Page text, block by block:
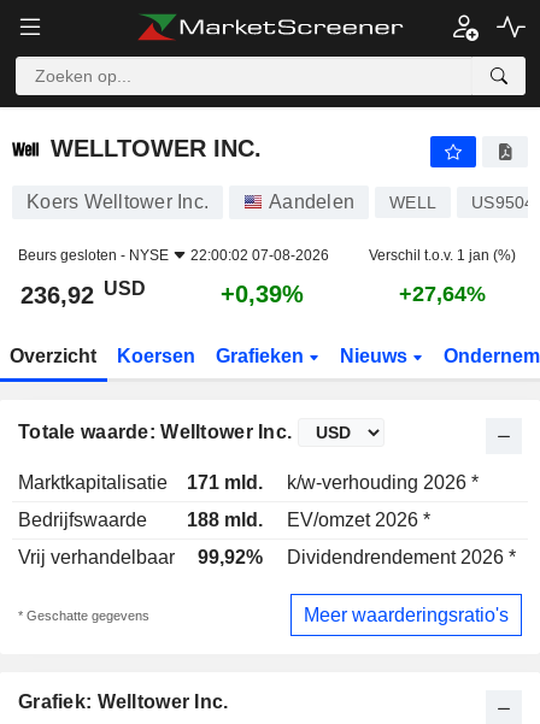
WELLTOWER INC.
WELLTOWER INC.
Koers Welltower Inc. Aandelen WELL
Beurs gesloten - NYSE 22:00:02 07-08-2026 Verschil t.o.v. 1 jan (%)
236,92 USD +0,39% +27,64%
Overzicht Koersen Grafieken Nieuws
Totale waarde: Welltower Inc.
Marktkapitalisatie 171 mld. k/w-verhouding 2026 *
Bedrijfswaarde
188 mld. EV/omzet 2026 *
Vrij verhandelbaar
99,92% Dividendrendement 2026 *
* Geschatte gegevens Meer waarderingsratio's
Grafiek: Welltower Inc.